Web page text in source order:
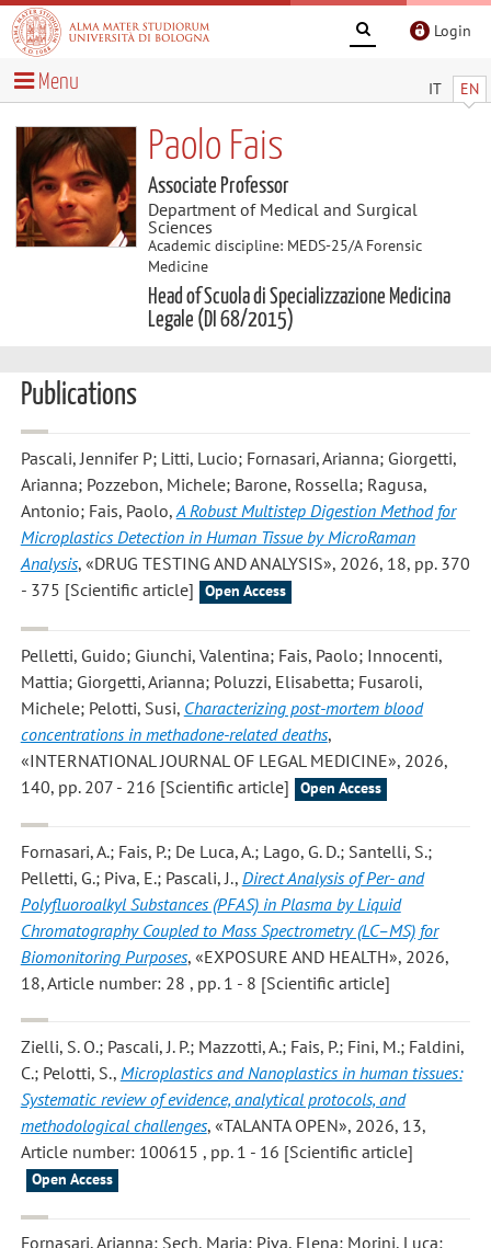
Login
IT EN
Menu
Paolo Fais
Associate Professor
Department of Medical and Surgical
Sciences
Academic discipline: MEDS-25/A Forensic
Medicine
Head of Scuola di Specializzazione Medicina
Legale (DI 68/2015)
Publications
Pascali, Jennifer P; Litti, Lucio; Fornasari, Arianna; Giorgetti,
Arianna; Pozzebon, Michele; Barone, Rossella; Ragusa,
Antonio; Fais, Paolo,A Robust Multistep Digestion Method for
Microplastics Detection in Human Tissue by MicroRaman
Analysis, «DRUG TESTING AND ANALYSIS», 2026, 18, pp. 370
- 375 [Scientific article]
Open Access
Pelletti, Guido; Giunchi, Valentina; Fais, Paolo; Innocenti,
Mattia; Giorgetti, Arianna; Poluzzi, Elisabetta; Fusaroli,
Michele; Pelotti, Susi, Characterizing post-mortem blood
concentrations in methadone-related deaths,
«INTERNATIONAL JOURNAL OF LEGAL MEDICINE», 2026,
140, pp. 207 - 216 [Scientific article]
Open Access
Fornasari, A.; Fais, P.; De Luca, A.; Lago, G. D.; Santelli, S.;
Pelletti, G.; Piva, E.; Pascali, J., Direct Analysis of Per- and
Polyfluoroalkyl Substances (PFAS) in Plasma by Liquid
Chromatography Coupled to Mass Spectrometry (LC–MS) for
Biomonitoring Purposes, «EXPOSURE AND HEALTH», 2026,
18, Article number: 28 , pp. 1 - 8 [Scientific article]
Zielli, S. O.; Pascali, J. P.; Mazzotti, A.; Fais, P.; Fini, M.; Faldini,
C.; Pelotti, S., Microplastics and Nanoplastics in human tissues:
Systematic review of evidence, analytical protocols, and
methodological challenges, «TALANTA OPEN», 2026, 13,
Article number: 100615 , pp. 1 - 16 [Scientific article]
Open Access
Fornasari, Arianna; Sech, Maria; Piva, Elena; Morini, Luca;